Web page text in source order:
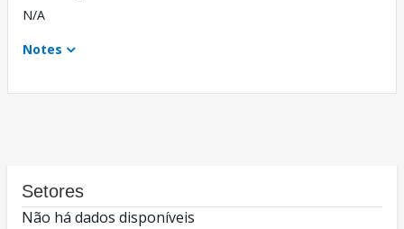
N/A
Notes
Setores
Não há dados disponíveis